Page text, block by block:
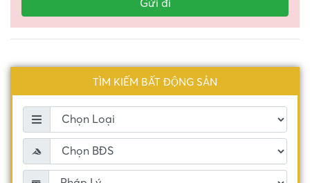
TÌM KIẾM BẤT ĐỘNG SẢN